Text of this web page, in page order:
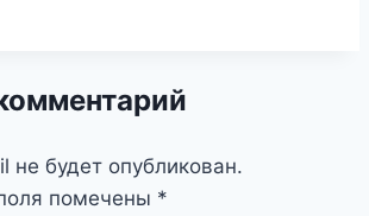
не будет опубликован.
помечены *